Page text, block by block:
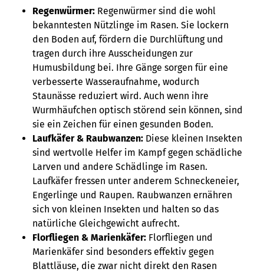
Regenwürmer: Regenwürmer sind die wohl
bekanntesten Nützlinge im Rasen. Sie lockern
den Boden auf, fördern die Durchlüftung und
tragen durch ihre Ausscheidungen zur
Humusbildung bei. Ihre Gänge sorgen für eine
verbesserte Wasseraufnahme, wodurch
Staunässe reduziert wird. Auch wenn ihre
Wurmhäufchen optisch störend sein können, sind
sie ein Zeichen für einen gesunden Boden.
Laufkäfer & Raubwanzen: Diese kleinen Insekten
sind wertvolle Helfer im Kampf gegen schädliche
Larven und andere Schädlinge im Rasen.
Laufkäfer fressen unter anderem Schneckeneier,
Engerlinge und Raupen. Raubwanzen ernähren
sich von kleinen Insekten und halten so das
natürliche Gleichgewicht aufrecht.
Florfliegen & Marienkäfer: Florfliegen und
Marienkäfer sind besonders effektiv gegen
Blattläuse, die zwar nicht direkt den Rasen